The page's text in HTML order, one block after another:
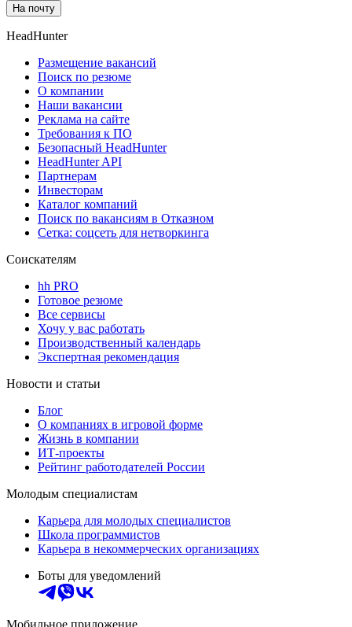
На почту
HeadHunter
Размещение вакансий
Поиск по резюме
О компании
Наши вакансии
Реклама на сайте
Требования к ПО
Безопасный HeadHunter
HeadHunter API
Партнерам
Инвесторам
Каталог компаний
Поиск по вакансиям в Отказном
Сетка: соцсеть для нетворкинга
Соискателям
hh PRO
Готовое резюме
Все сервисы
Хочу у вас работать
Производственный календарь
Экспертная рекомендация
Новости и статьи
Блог
О компаниях в игровой форме
Жизнь в компании
ИТ-проекты
Рейтинг работодателей России
Молодым специалистам
Карьера для молодых специалистов
Школа программистов
Карьера в некоммерческих организациях
Боты для уведомлений